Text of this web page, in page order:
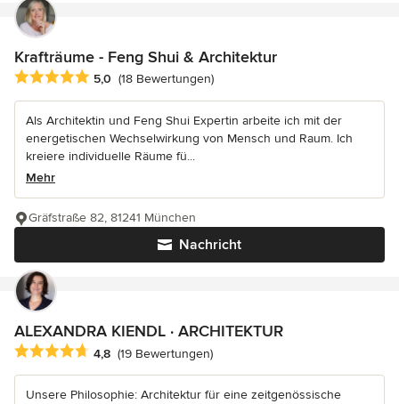
Krafträume - Feng Shui & Architektur
Durchschnittliche Bewertung: 5 von 5 Sternen
5,0 (18 Bewertungen)
Als Architektin und Feng Shui Expertin arbeite ich mit der
energetischen Wechselwirkung von Mensch und Raum. Ich
kreiere individuelle Räume fü...
Mehr
Nachricht
Gräfstraße 82, 81241 München
ALEXANDRA KIENDL · ARCHITEKTUR
Durchschnittliche Bewertung: 4.8 von 5 Sternen
4,8 (19 Bewertungen)
Unsere Philosophie: Architektur für eine zeitgenössische